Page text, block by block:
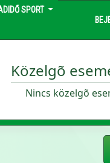
SPORT
Közelgõ
Nincs közelgõ